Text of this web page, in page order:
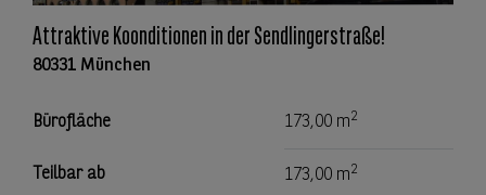
Attraktive Koonditionen in der Sendlingerstraße!
80331 München
Bürofläche 173,00 m2
Teilbar ab 173,00 m2